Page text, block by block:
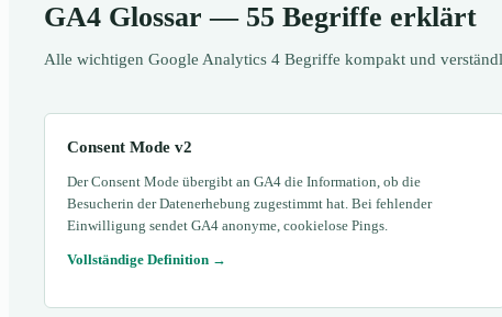
GA4 Glossar — 55 Begriffe erklärt
Alle wichtigen Google Analytics 4 Begriffe kompakt und
Consent Mode v2
Der Consent Mode übergibt an GA4 die Information, ob die
Besucherin der Datenerhebung zugestimmt hat. Bei fehlender
Einwilligung sendet GA4 anonyme, cookielose Pings.
Vollständige Definition →